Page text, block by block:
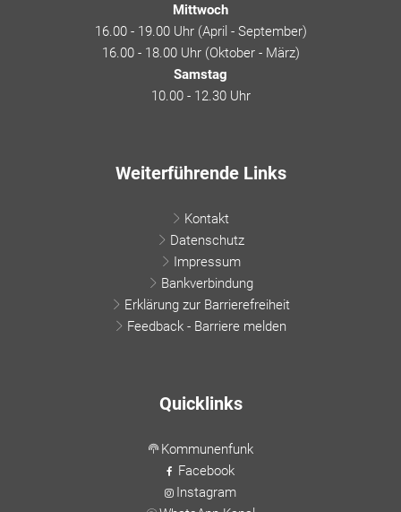
Mittwoch
16.00 - 19.00 Uhr (April - September)
16.00 - 18.00 Uhr (Oktober - März)
Samstag
10.00 - 12.30 Uhr
Weiterführende Links
Kontakt
Datenschutz
Impressum
Bankverbindung
Erklärung zur Barrierefreiheit
Feedback - Barriere melden
Quicklinks
Kommunenfunk
Facebook
Instagram